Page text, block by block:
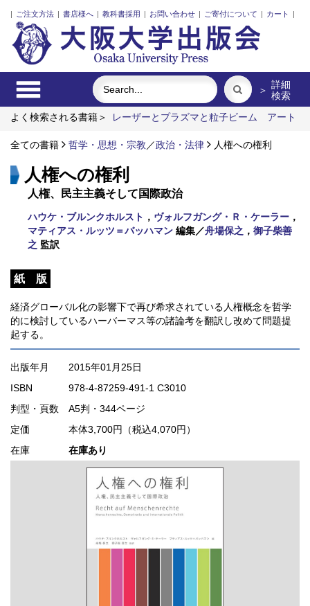
| ご注文方法 | 書店様へ | 教科書採用 | お問い合わせ | ご寄付について | カート |
＞ 詳細
検索
よく検索される書籍＞
レーザーとプラズマと粒子ビーム
アート
料電池要素材料・水素貯蔵材料の知的設計
韓国人と結婚した日
全ての書籍 哲学・思想・宗教 ／政治・法律 人権への権利
人権への権利
人権、民主主義そして国際政治
ハウケ・ブルンクホルスト ， ヴォルフガング・Ｒ・ケーラー ，
マティアス・ルッツ＝バッハマン 編集／舟場保之 ， 御子柴善
之 監訳
紙 版
経済グローバル化の影響下で再び希求されている人権概念を哲学
的に検討しているハーバーマス等の諸論考を翻訳し改めて問題提
起する。
出版年月
2015年01月25日
ISBN
978-4-87259-491-1 C3010
判型・頁数 A5判・344ページ
定価
本体3,700円（税込4,070円）
在庫
在庫あり